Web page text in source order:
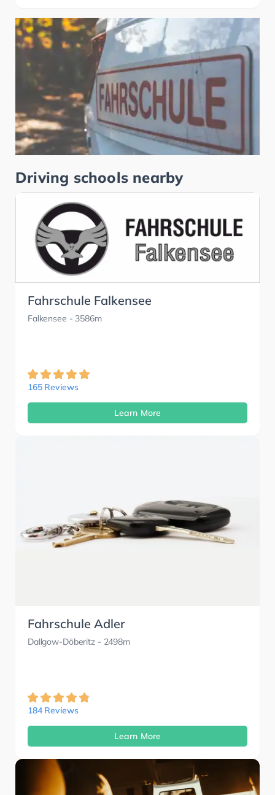
Driving schools nearby
Fahrschule Falkensee
Falkensee - 3586m
165 Reviews
Learn More
Fahrschule Adler
Dallgow-Döberitz- 2498m
184 Reviews
Learn More